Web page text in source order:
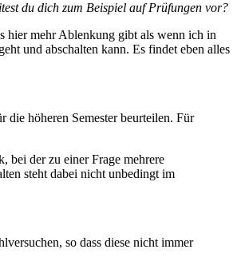
du dich zum Beispiel auf Prüfungen vor?
hier mehr Ablenkung gibt als wenn ich in
und abschalten kann. Es findet eben alles
höheren Semester beurteilen. Für
bei der zu einer Frage mehrere
steht dabei nicht unbedingt im
so dass diese nicht immer